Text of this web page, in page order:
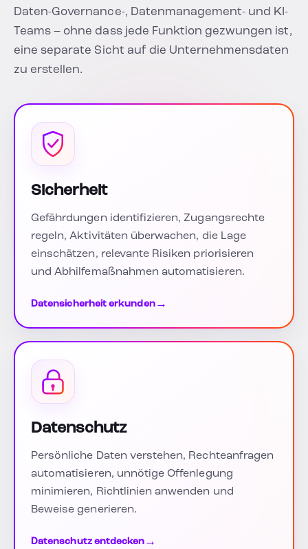
Daten-Governance-, Datenmanagement- und KI-
Teams – ohne dass jede Funktion gezwungen ist,
eine separate Sicht auf die Unternehmensdaten
zu erstellen.
Sicherheit
Gefährdungen identifizieren, Zugangsrechte
regeln, Aktivitäten überwachen, die Lage
einschätzen, relevante Risiken priorisieren
und Abhilfemaßnahmen automatisieren.
Datensicherheit erkunden→
Datenschutz
Persönliche Daten verstehen, Rechteanfragen
automatisieren, unnötige Offenlegung
minimieren, Richtlinien anwenden und
Beweise generieren.
Datenschutz entdecken →